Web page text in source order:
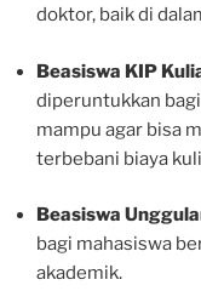
doktor, baik di
Beasiswa KIP
diperuntukkan
mampu agar bisa
terbebani biaya
Beasiswa
bagi mahasiswa
akademik.